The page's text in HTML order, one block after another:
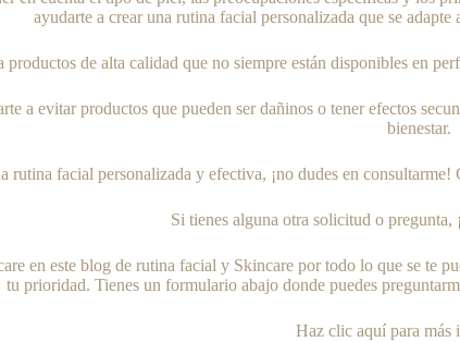
ayudarte a crear una rutina facial personalizada que se adapte
productos de alta calidad que no siempre están disponibles en
a evitar productos que pueden ser dañinos o tener efectos
bienestar.
rutina facial personalizada y efectiva, ¡no dudes en
Si tienes alguna otra solicitud o pregunta,
en este blog de rutina facial y Skincare por todo lo que se
tu prioridad. Tienes un formulario abajo donde puedes
Haz clic aquí para más